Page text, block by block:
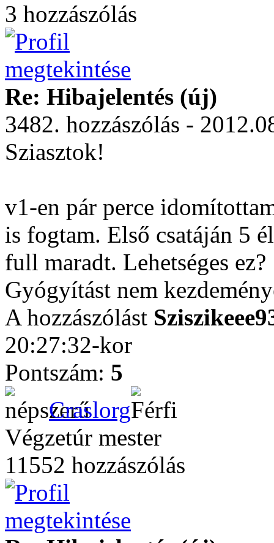
3 hozzászólás
Re: Hibajelentés (új)
3482. hozzászólás -
Sziasztok!
v1-en pár perce
is fogtam. Első csatáján 5
full maradt. Lehetséges ez?
Gyógyítást nem
A hozzászólást
20:27:32-kor
Pontszám: 5
Craslorg
Végzetúr mester
11552 hozzászólás